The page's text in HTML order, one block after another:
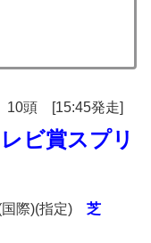
10頭 [15:45発走]
ビ賞スプリ
国際)(指定) 芝